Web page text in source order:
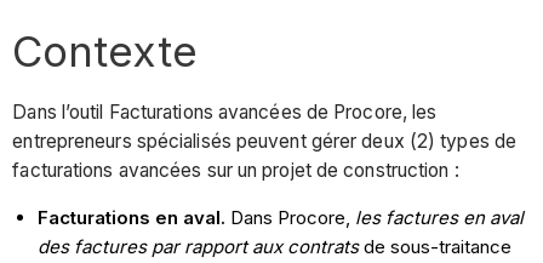
Contexte
Dans l’outil Facturations avancées de Procore, les
entrepreneurs spécialisés peuvent gérer deux (2) types de
facturations avancées sur un projet de construction :
Facturations en aval. Dans Procore, les factures en aval
des factures par rapport aux contratsde sous-traitance